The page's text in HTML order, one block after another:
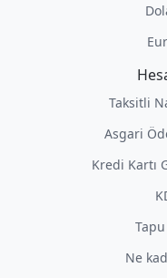
Taksitli
Asgari
Kredi Kartı
Ne